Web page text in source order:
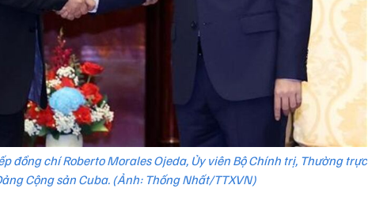
đồng chí Roberto Morales Ojeda, Ủy viên Bộ Chính trị, Thường trực
Cộng sản Cuba. (Ảnh: Thống Nhất/TTXVN)